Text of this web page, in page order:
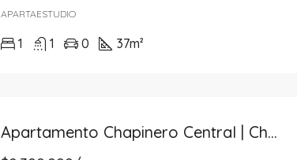
APARTAESTUDIO
1 1 0 37m²
Apartamento Chapinero Central | Chapinero